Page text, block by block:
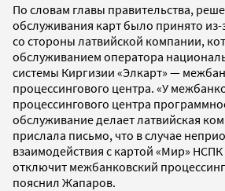
По словам главы правительства,
обслуживания карт было принято
со стороны латвийской компании,
обслуживанием оператора
системы Киргизии «Элкарт» —
процессингового центра. «У
процессингового центра
обслуживание делает латвийская
прислала письмо, что в случае
взаимодействия с картой «Мир»
отключит межбанковский
пояснил Жапаров.